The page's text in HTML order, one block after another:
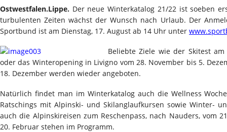
Ostwestfalen.Lippe. Der neue Winterkatalog 21/22 ist soeben
turbulenten Zeiten wächst der Wunsch nach Urlaub. Der
Sportbund ist am Dienstag, 17. August ab 14 Uhr unter
Beliebte Ziele wie der Skitest
oder das Winteropening in Livigno vom 28. November bis 5.
18. Dezember werden wieder angeboten.
Natürlich findet man im Winterkatalog auch die Wellness
Ratschings mit Alpinski- und Skilanglaufkursen sowie Winter-
auch die Alpinskireisen zum Reschenpass, nach Nauders, vom
20. Februar stehen im Programm.